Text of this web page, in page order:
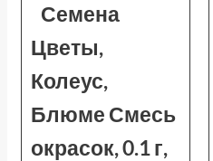
Семена
Цветы,
Колеус,
Блюме Смесь
окрасок, 0.1 г,